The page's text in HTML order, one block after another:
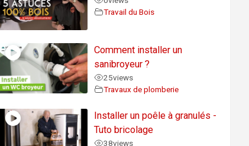
Travail du Bois
Comment installer un
sanibroyeur ?
25views
Travaux de plomberie
Installer un poêle à granulés -
Tuto bricolage
38views